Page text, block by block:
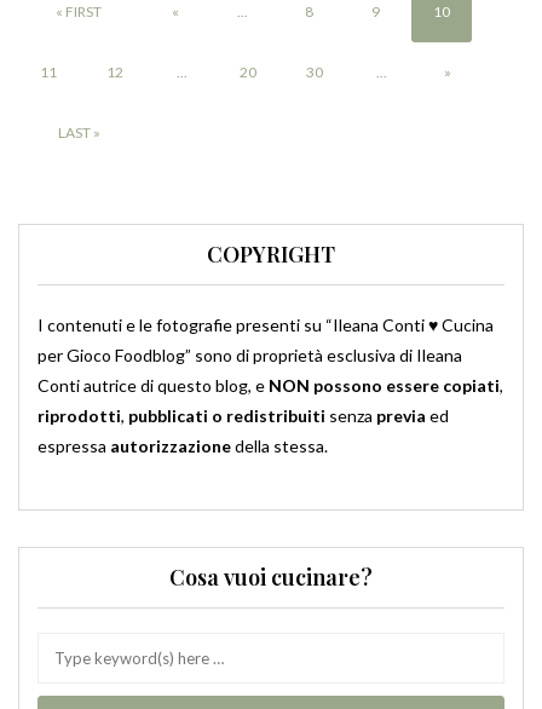
« FIRST « 8 9 10
11 12 20 30 »
LAST »
COPYRIGHT
I contenuti e le fotografie presenti su “Ileana Conti ♥ Cucina
per Gioco Foodblog” sono di proprietà esclusiva di Ileana
Conti autrice di questo blog, e NON possono essere copiati,
riprodotti, pubblicati o redistribuiti senza previa ed
espressa autorizzazionedella stessa.
Cosa vuoi cucinare?